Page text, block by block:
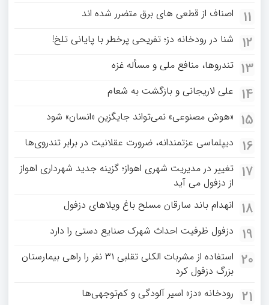
11 اصناف از قطعی های برق متضرر شده اند
12 شنا در رودخانه دز؛ تفریحی پرخطر با پایانی تلخ!
13 تندروها، منافع ملی و مسأله غزه
14 علی لاریجانی و بازگشت به شعام
15 «هوش مصنوعی» نمی‌تواند جایگزین «انسان» شود
16 دیپلماسی عزتمندانه، ضرورت عقلانیت در برابر تندروی‌ها
17 تغییر در مدیریت شهری اهواز؛ گزینه جدید شهرداری اهواز
از دزفول می آید
18 انهدام باند سارقان مسلح باغ‌ ویلاهای دزفول
19 دزفول ظرفیت احداث شهرک صنایع دستی را دارد
20
استفاده از مشربات الکلی تقلبی ۳۱ نفر را راهی بیمارستان
بزرگ دزفول کرد
21 رودخانه «دز» اسیر آلودگی و کم‌توجهی‌ها